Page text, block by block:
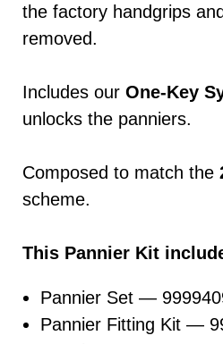
the factory handgrips
removed.
Includes our One-Key
unlocks the panniers.
Composed to match the
scheme.
This Pannier Kit
Pannier Set —
Pannier Fitting Kit —